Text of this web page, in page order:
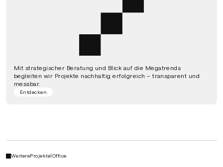
Mit strategischer Beratung und Blick auf die Megatrends
begleiten wir Projekte nachhaltig erfolgreich – transparent und
messbar.
Entdecken
WeitereProjekte Office